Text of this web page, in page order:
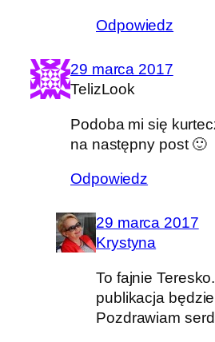
Odpowiedz
29 marca 2017
TelizLook
Podoba mi się
na następny post 🙂
Odpowiedz
29 marca 2017
Krystyna
To fajnie
publikacja
Pozdrawiam